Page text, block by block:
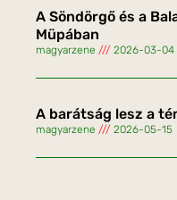
A Söndörgő és a
Müpában
magyarzene 2026-03-04
A barátság lesz a
magyarzene 2026-05-15